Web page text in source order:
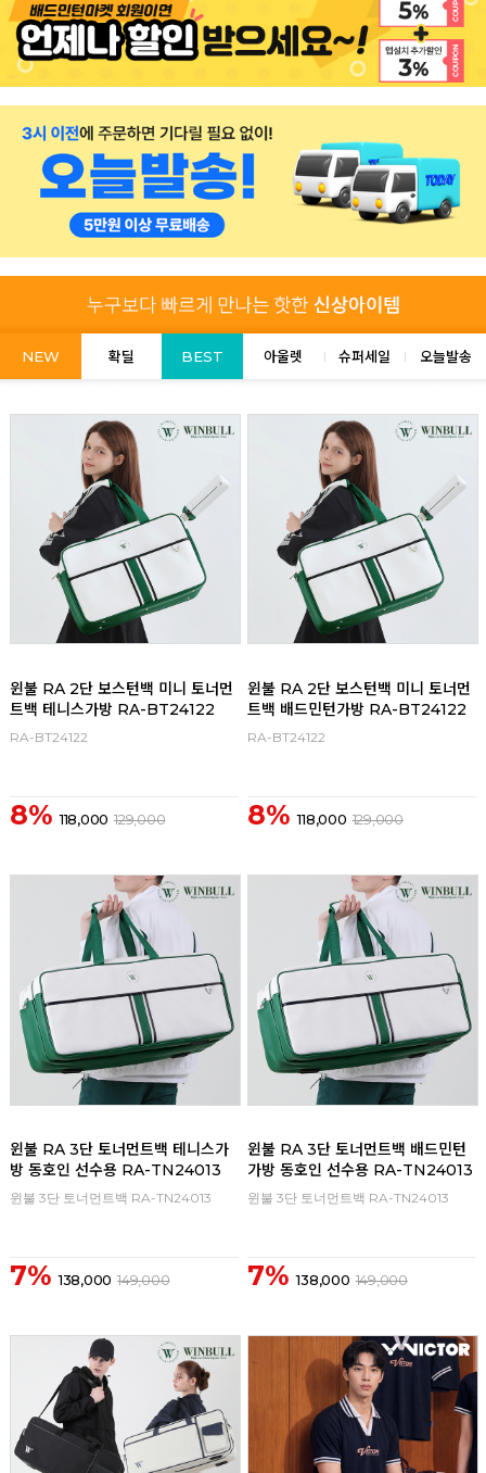
NEW 확딜 BEST 아울렛 슈퍼세일 오늘발송
윈불 RA 2단 보스턴백 미니 토너먼
트백 테니스가방 RA-BT24122
RA-BT24122
8% 118,000 129,000
윈불 RA 2단 보스턴백 미니 토너먼
트백 배드민턴가방 RA-BT24122
RA-BT24122
8% 118,000 129,000
윈불 RA 3단 토너먼트백 테니스가
방 동호인 선수용 RA-TN24013
윈불 3단 토너먼트백 RA-TN24013
7% 138,000 149,000
윈불 RA 3단 토너먼트백 배드민턴
가방 동호인 선수용 RA-TN24013
윈불 3단 토너먼트백 RA-TN24013
7% 138,000 149,000